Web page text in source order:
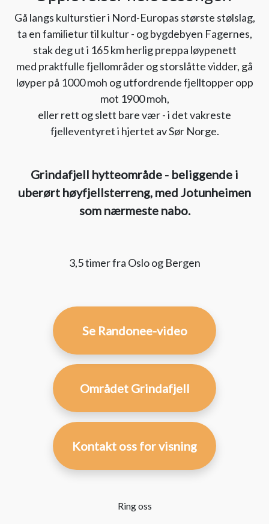
Gå langs kulturstier i Nord-Europas største stølslag,
ta en familietur til kultur - og bygdebyen Fagernes,
stak deg ut i 165 km herlig preppa løypenett
med praktfulle fjellområder og storslåtte vidder, gå
løyper på 1000 moh og utfordrende fjelltopper opp
mot 1900 moh,
eller rett og slett bare vær - i det vakreste
fjelleventyret i hjertet av Sør Norge.
Grindafjell hytteområde - beliggende i
uberørt høyfjellsterreng, med Jotunheimen
som nærmeste nabo.
3,5 timer fra Oslo og Bergen
Se Randonee-video
Området Grindafjell
Kontakt oss for visning
Ring oss